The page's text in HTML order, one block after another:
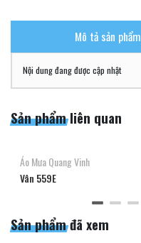
Mô tả sản phẩm
Nội dung đang được cập nhật
Sản phẩm liên quan
Áo Mưa Quang Vinh
Vân 559E
Sản phẩm đã xem